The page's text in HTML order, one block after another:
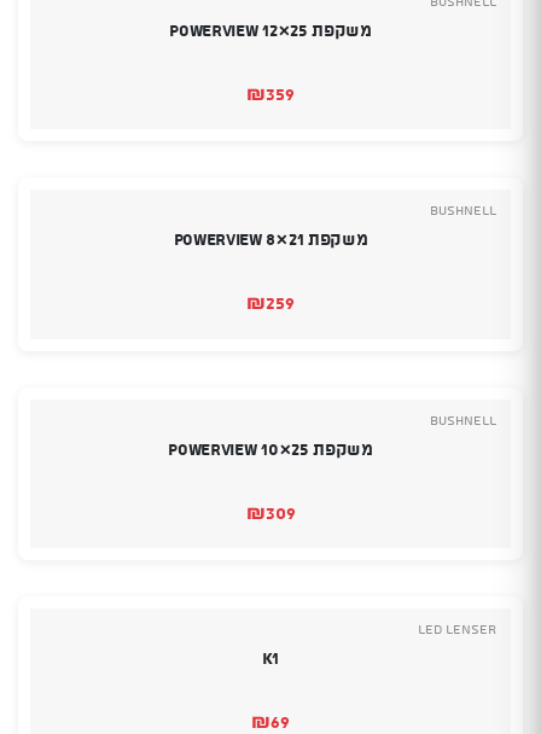
משקפת Powerview 12×25
₪359
Bushnell
משקפת Powerview 8×21
₪259
Bushnell
משקפת Powerview 10×25
₪309
Led Lenser
K1
₪69